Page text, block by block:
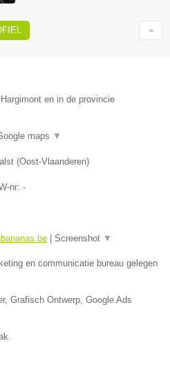
en in de provincie
maps ▼
(Oost-Vlaanderen)
nr: -
| Screenshot ▼
en communicatie bureau gelegen
Grafisch Ontwerp, Google Ads